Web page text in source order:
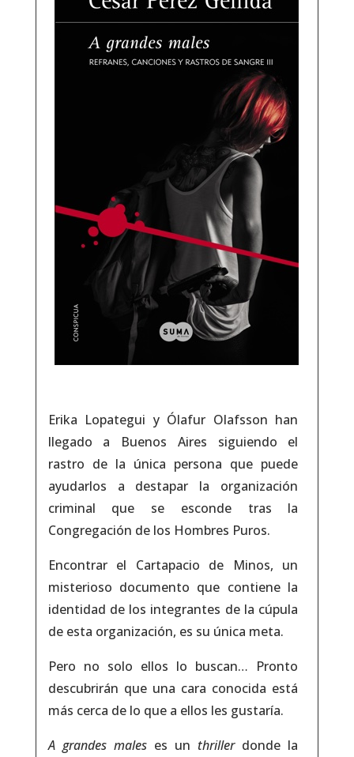
Erika Lopategui y Ólafur Olafsson han
llegado a Buenos Aires siguiendo el
rastro de la única persona que puede
ayudarlos a destapar la organización
criminal que se esconde tras la
Congregación de los Hombres Puros.
Encontrar el Cartapacio de Minos, un
misterioso documento que contiene la
identidad de los integrantes de la cúpula
de esta organización, es su única meta.
Pero no solo ellos lo buscan… Pronto
descubrirán que una cara conocida está
más cerca de lo que a ellos les gustaría.
A grandes males es un thrillerdonde la